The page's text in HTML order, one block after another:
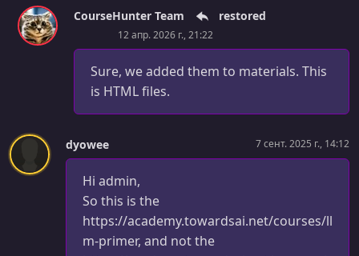
CourseHunter Team restored
12 апр. 2026 г., 21:22
Sure, we added them to materials. This
is HTML files.
dyowee 7 сент. 2025 г., 14:12
Hi admin,
So this is the
https://academy.towardsai.net/courses/ll
m-primer, and not the